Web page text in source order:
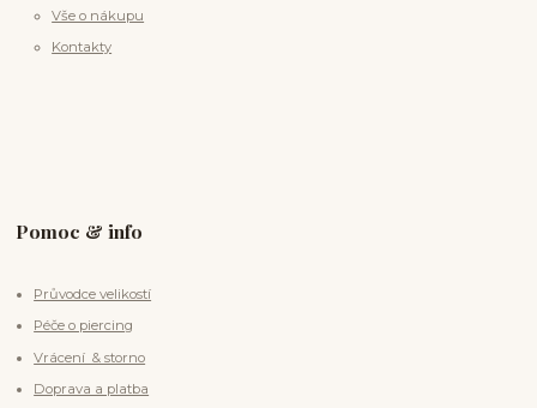
Vše o nákupu
Kontakty
Pomoc & info
Průvodce velikostí
Péče o piercing
Vrácení & storno
Doprava a platba